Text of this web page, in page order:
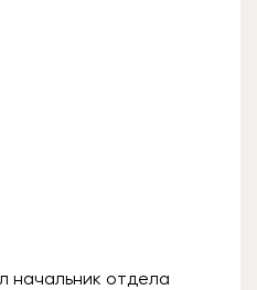
начальник отдела